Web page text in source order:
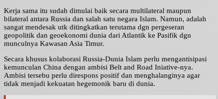
Kerja sama itu sudah dimulai baik secara multilateral maupun
bilateral antara Russia dan salah satu negara Islam. Namun, adalah
sangat mendesak utk ditingkatkan terutama dgn pergeseran
geopolitik dan geoekonomi dunia dari Atlantik ke Pasifik dgn
munculnya Kawasan Asia Timur.
Secara khusus kolaborasi Russia-Dunia Islam perlu mengantisipasi
kemunculan China dengan ambisi Belt and Road Iniative-nya.
Ambisi tersebu perlu direspons positif dan menghalanginya agar
tidak menjadi kekuatan hegemonik baru di dunia.